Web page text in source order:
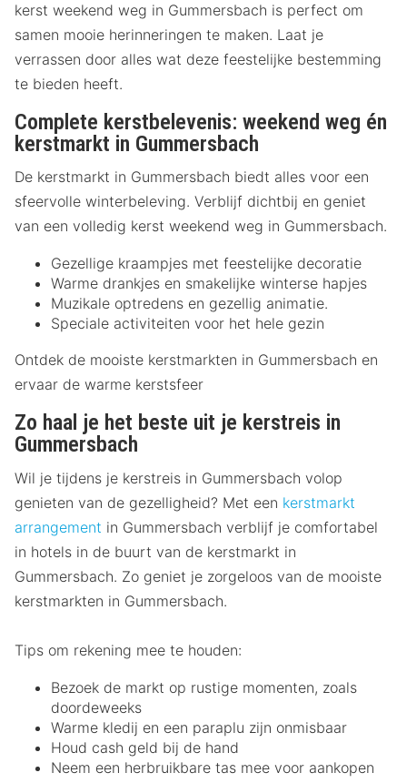
kerst weekend weg in Gummersbach is perfect om
samen mooie herinneringen te maken. Laat je
verrassen door alles wat deze feestelijke bestemming
te bieden heeft.
Complete kerstbelevenis: weekend weg én
kerstmarkt in Gummersbach
De kerstmarkt in Gummersbach biedt alles voor een
sfeervolle winterbeleving. Verblijf dichtbij en geniet
van een volledig kerst weekend weg in Gummersbach.
Gezellige kraampjes met feestelijke decoratie
Warme drankjes en smakelijke winterse hapjes
Muzikale optredens en gezellig animatie.
Speciale activiteiten voor het hele gezin
Ontdek de mooiste kerstmarkten in Gummersbach en
ervaar de warme kerstsfeer
Zo haal je het beste uit je kerstreis in
Gummersbach
Wil je tijdens je kerstreis in Gummersbach volop
genieten van de gezelligheid? Met een kerstmarkt
arrangement in Gummersbach verblijf je comfortabel
in hotels in de buurt van de kerstmarkt in
Gummersbach. Zo geniet je zorgeloos van de mooiste
kerstmarkten in Gummersbach.
Tips om rekening mee te houden:
Bezoek de markt op rustige momenten, zoals
doordeweeks
Warme kledij en een paraplu zijn onmisbaar
Houd cash geld bij de hand
Neem een herbruikbare tas mee voor aankopen